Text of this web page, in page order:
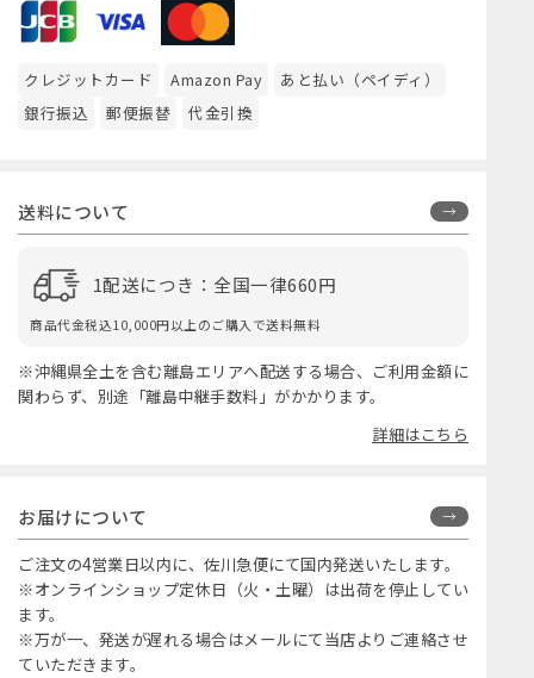
クレジットカード Amazon Pay
あと払い（ペイディ）
銀行振込
郵便振替 代金引換
送料について
1配送につき：全国一律660円
商品代金税込10,000円以上のご購入で送料無料
※沖縄県全土を含む離島エリアへ配送する場合、ご利用金額に
関わらず、別途「離島中継手数料」がかかります。
詳細はこちら
お届けについて
ご注文の4営業日以内に、佐川急便にて国内発送いたします。
※オンラインショップ定休日（火・土曜）は出荷を停止してい
ます。
※万が一、発送が遅れる場合はメールにて当店よりご連絡させ
ていただきます。